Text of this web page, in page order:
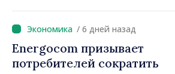
Председатель парламента
Игорь Гросу:
«Правительство
предложит решения, мы не
/ 6 дней назад
Energocom призывает
потребителей сократить